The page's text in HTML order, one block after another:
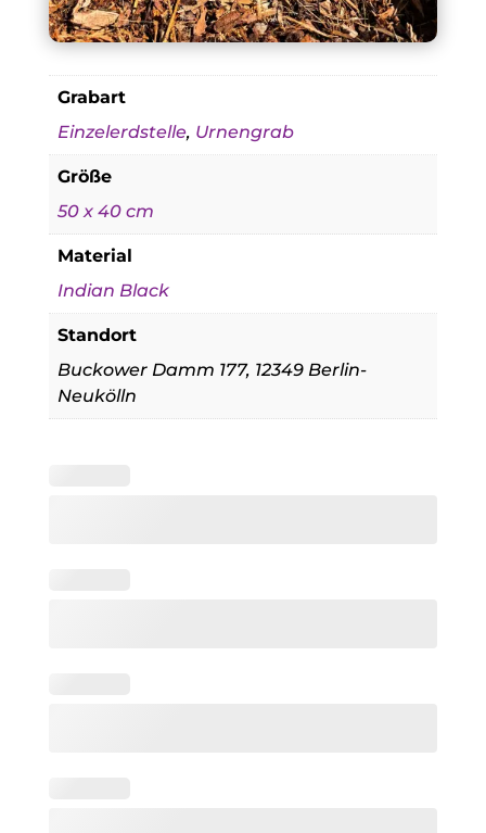
Grabart
Einzelerdstelle, Urnengrab
Größe
50 x 40 cm
Material
Indian Black
Standort
Buckower Damm 177, 12349 Berlin-
Neukölln